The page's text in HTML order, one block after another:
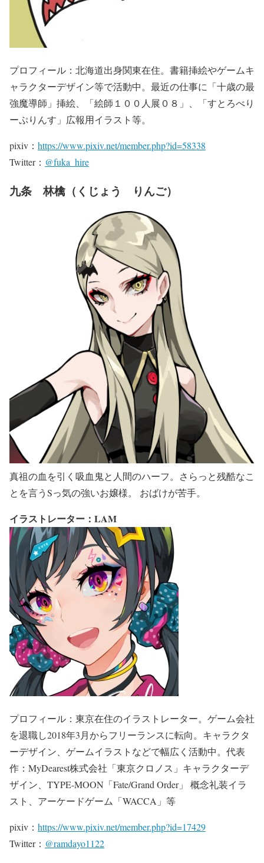
プロフィール：北海道出身関東在住。書籍挿絵やゲームキ
ャラクターデザイン等で活動中。最近の仕事に「十歳の最
強魔導師」挿絵、「絵師１００人展０８」、「すとろべり
ーぷりんす」広報用イラスト等。
pixiv： https://www.pixiv.net/member.php?id=58338
Twitter： @fuka_hire
九条 林檎（くじょう りんご）
真祖の血を引く吸血鬼と人間のハーフ。さらっと残酷なこ
とを言うSっ気の強いお嬢様。 おばけが苦手。
イラストレーター：LAM
プロフィール：東京在住のイラストレーター。ゲーム会社
を退職し2018年3月からフリーランスに転向。キャラクタ
ーデザイン、ゲームイラストなどで幅広く活動中。代表
作：MyDearest株式会社「東京クロノス」キャラクターデ
ザイン、TYPE-MOON「Fate/Grand Order」 概念礼装イラ
スト、アーケードゲーム「WACCA」等
pixiv： https://www.pixiv.net/member.php?id=17429
Twitter： @ramdayo1122